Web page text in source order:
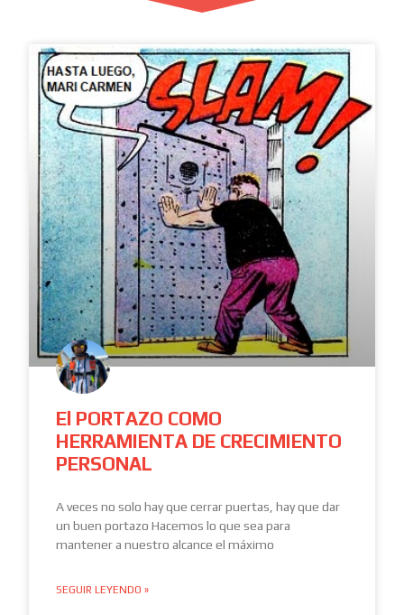
El PORTAZO COMO
HERRAMIENTA DE CRECIMIENTO
PERSONAL
A veces no solo hay que cerrar puertas, hay que dar
un buen portazo Hacemos lo que sea para
mantener a nuestro alcance el máximo
SEGUIR LEYENDO »